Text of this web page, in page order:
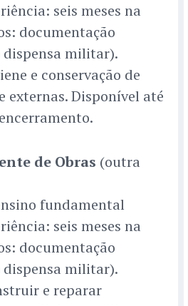
seis meses na
documentação
militar).
e conservação de
externas. Disponível até
de Obras (outra
fundamental
seis meses na
documentação
militar).
e reparar